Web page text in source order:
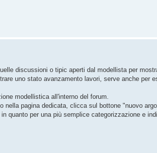
discussioni o tipic aperti dal modellista per
uno stato avanzamento lavori, serve anche per
modellistica all'interno del forum.
pagina dedicata, clicca sul bottone "nuovo
quanto per una più semplice categorizzazione e